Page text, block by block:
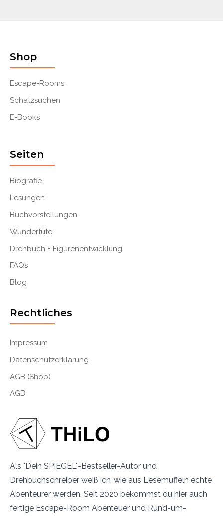
Als "Dein SPIEGEL"-Bestseller-Autor und
Drehbuchschreiber weiß ich, wie aus Lesemuffeln echte
Abenteurer werden. Seit 2020 bekommst du hier auch
fertige Escape-Room Abenteuer und Rund-um-
Shop
Escape-Rooms
Schatzsuchen
E-Books
Seiten
Biografie
Lesungen
Buchvorstellungen
Wundertüte
Drehbuch + Figurenentwicklung
FAQs
Blog
Rechtliches
Impressum
Datenschutzerklärung
AGB (Shop)
AGB